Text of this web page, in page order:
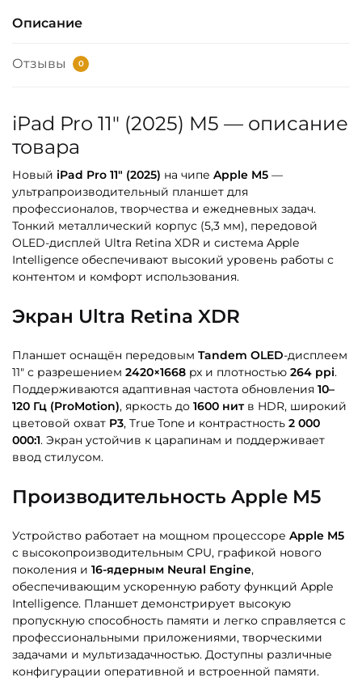
Описание
Отзывы 0
iPad Pro 11″ (2025) M5 — описание
товара
Новый iPad Pro 11″ (2025) на чипе Apple M5 —
ультрапроизводительный планшет для
профессионалов, творчества и ежедневных задач.
Тонкий металлический корпус (5,3 мм), передовой
OLED-дисплей Ultra Retina XDR и система Apple
Intelligence обеспечивают высокий уровень работы с
контентом и комфорт использования.
Экран Ultra Retina XDR
Планшет оснащён передовым Tandem OLED-дисплеем
11″ с разрешением 2420×1668 px и плотностью 264 ppi.
Поддерживаются адаптивная частота обновления 10–
120 Гц (ProMotion), яркость до 1600 нитв HDR, широкий
цветовой охват P3, True Tone и контрастность 2 000
000:1. Экран устойчив к царапинам и поддерживает
ввод стилусом.
Производительность Apple M5
Устройство работает на мощном процессоре Apple M5
с высокопроизводительным CPU, графикой нового
поколения и 16-ядерным Neural Engine,
обеспечивающим ускоренную работу функций Apple
Intelligence. Планшет демонстрирует высокую
пропускную способность памяти и легко справляется с
профессиональными приложениями, творческими
задачами и мультизадачностью. Доступны различные
конфигурации оперативной и встроенной памяти.